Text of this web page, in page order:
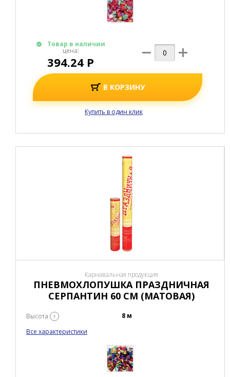
Товар в наличии
цена:
394.24 Р
В КОРЗИНУ
Купить в один клик
Карнавальная продукция
ПНЕВМОХЛОПУШКА ПРАЗДНИЧНАЯ
СЕРПАНТИН 60 СМ (МАТОВАЯ)
Высота ?
8 м
Все характеристики